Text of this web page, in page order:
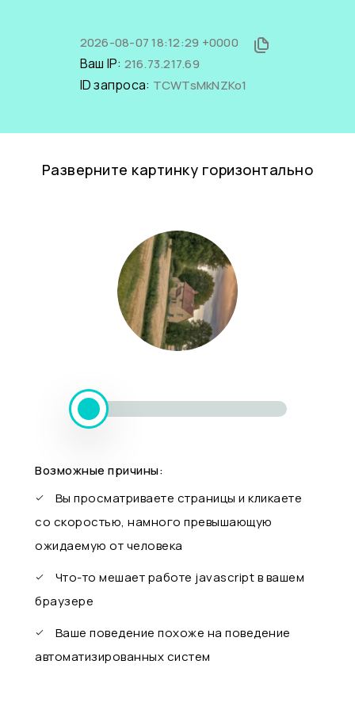
2026-08-07 18:12:29 +0000
Ваш IP: 216.73.217.69
ID запроса: TCWTsMkNZKo1
Разверните картинку горизонтально
Возможные причины:
Вы просматриваете страницы и кликаете
со скоростью, намного превышающую
ожидаемую от человека
Что-то мешает работе javascript в вашем
браузере
Ваше поведение похоже на поведение
автоматизированных систем